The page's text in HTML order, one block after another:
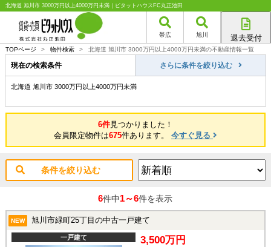
北海道 旭川市 3000万円以上4000万円未満｜ピタットハウスFC丸正池田
帯広 旭川 退去受付
帯広店
旭川店
TOPページ > 物件検索 > 北海道 旭川市 3000万円以上4000万円未満の不動産情報一覧
現在の検索条件 さらに条件を絞り込む
北海道 旭川市 3000万円以上4000万円未満
6件見つかりました！
会員限定物件は675件あります。 今すぐ見る
条件を絞り込む
6件中1～6件を表示
NEW 旭川市緑町25丁目の中古一戸建て
一戸建て 3,500万円